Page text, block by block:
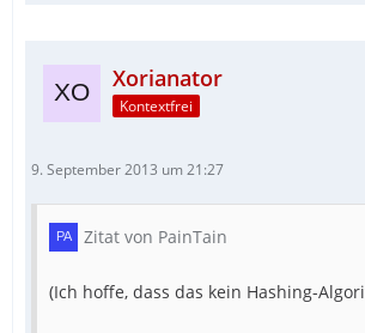
Xorianator
Kontextfrei
9. September 2013 um 21:27
Zitat von PainTain
(Ich hoffe, dass das kein Hashing-